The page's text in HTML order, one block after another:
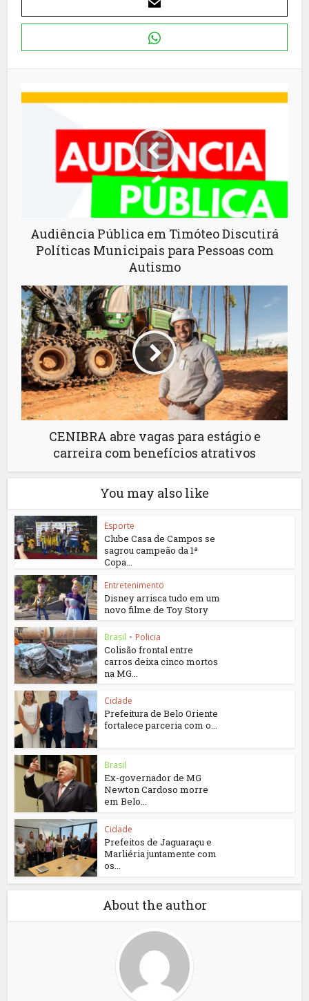
Audiência Pública em Timóteo Discutirá
Políticas Municipais para Pessoas com
Autismo
CENIBRA abre vagas para estágio e
carreira com benefícios atrativos
You may also like
Esporte
Clube Casa de Campos se
sagrou campeão da 1ª
Copa...
Entretenimento
Disney arrisca tudo em um
novo filme de Toy Story
Brasil • Policia
Colisão frontal entre
carros deixa cinco mortos
na MG...
Cidade
Prefeitura de Belo Oriente
fortalece parceria com o...
Brasil
Ex-governador de MG
Newton Cardoso morre
em Belo...
Cidade
Prefeitos de Jaguaraçu e
Marliéria juntamente com
os...
About the author